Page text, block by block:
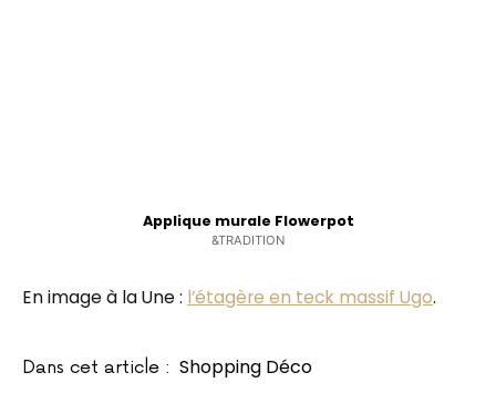
Applique murale Flowerpot
&TRADITION
En image à la Une : l’étagère en teck massif Ugo.
Dans cet article : Shopping Déco